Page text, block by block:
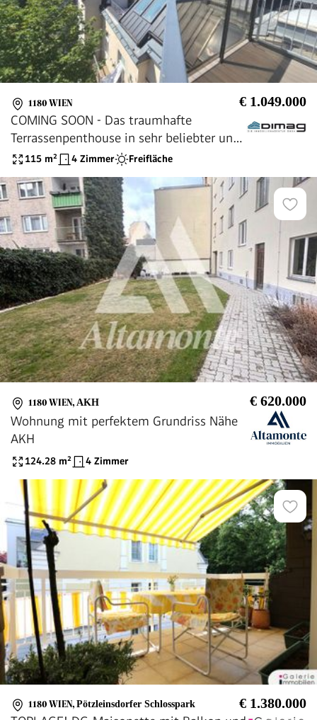
1180 WIEN € 1.049.000
COMING SOON - Das traumhafte
Terrassenpenthouse in sehr beliebter und
verkehrsgünstiger Lage in Währing
115 m² 4 Zimmer Freifläche
1180 WIEN, AKH € 620.000
Wohnung mit perfektem Grundriss Nähe
AKH
124.28 m² 4 Zimmer
1180 WIEN, Pötzleinsdorfer Schlosspark € 1.380.000